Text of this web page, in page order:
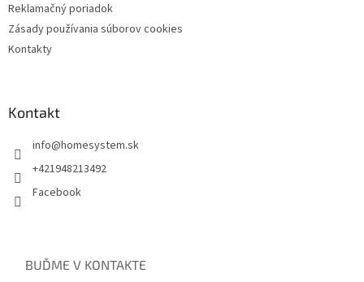
Reklamačný poriadok
Zásady používania súborov cookies
Kontakty
Kontakt
info@homesystem.sk
+421948213492
Facebook
BUĎME V KONTAKTE